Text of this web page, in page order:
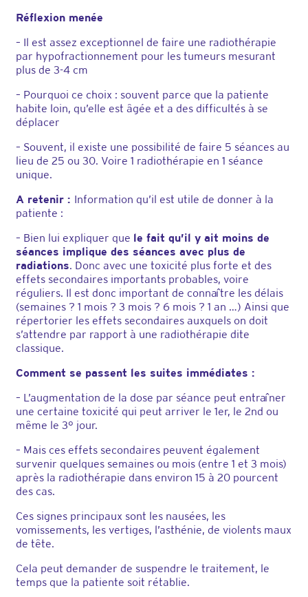
Réflexion menée
– Il est assez exceptionnel de faire une radiothérapie
par hypofractionnement pour les tumeurs mesurant
plus de 3-4 cm
– Pourquoi ce choix : souvent parce que la patiente
habite loin, qu’elle est âgée et a des difficultés à se
déplacer
– Souvent, il existe une possibilité de faire 5 séances au
lieu de 25 ou 30. Voire 1 radiothérapie en 1 séance
unique.
A retenir : Information qu’il est utile de donner à la
patiente :
– Bien lui expliquer que le fait qu’il y ait moins de
séances implique des séances avec plus de
radiations. Donc avec une toxicité plus forte et des
effets secondaires importants probables, voire
réguliers. Il est donc important de connaître les délais
(semaines ? 1 mois ? 3 mois ? 6 mois ? 1 an …) Ainsi que
répertorier les effets secondaires auxquels on doit
s’attendre par rapport à une radiothérapie dite
classique.
Comment se passent les suites immédiates :
– L’augmentation de la dose par séance peut entraîner
une certaine toxicité qui peut arriver le 1er, le 2nd ou
même le 3° jour.
– Mais ces effets secondaires peuvent également
survenir quelques semaines ou mois (entre 1 et 3 mois)
après la radiothérapie dans environ 15 à 20 pourcent
des cas.
Ces signes principaux sont les nausées, les
vomissements, les vertiges, l’asthénie, de violents maux
de tête.
Cela peut demander de suspendre le traitement, le
temps que la patiente soit rétablie.